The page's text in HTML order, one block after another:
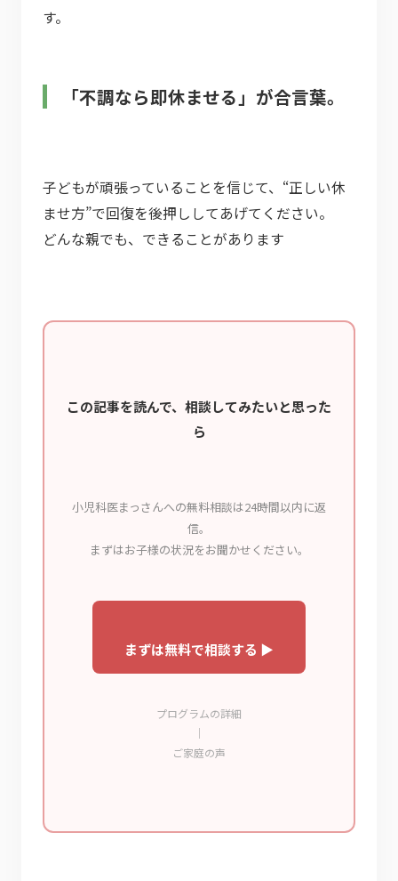
す。
「不調なら即休ませる」が合言葉。
子どもが頑張っていることを信じて、“正しい休
ませ方”で回復を後押ししてあげてください。
この記事を読んで、相談してみたいと思った
小児科医まっさんへの無料相談は24時間以内に返
信。
プログラムの詳細
ご家庭の声